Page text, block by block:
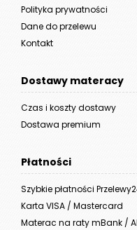
Polityka prywatności
Dane do przelewu
Kontakt
Dostawy materacy
Czas i koszty dostawy
Dostawa premium
Płatności
Szybkie płatności
Karta VISA / Mastercard
Materac na raty mBank /